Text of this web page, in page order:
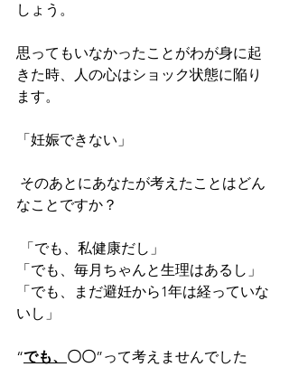
しょう。
思ってもいなかったことがわが身に起
きた時、人の心はショック状態に陥り
ます。
「妊娠できない」
なことですか？
「でも、私健康だし」
「でも、毎月ちゃんと生理はあるし」
「でも、まだ避妊から1年は経っていな
いし」
“でも、 〇〇”って考えませんでした